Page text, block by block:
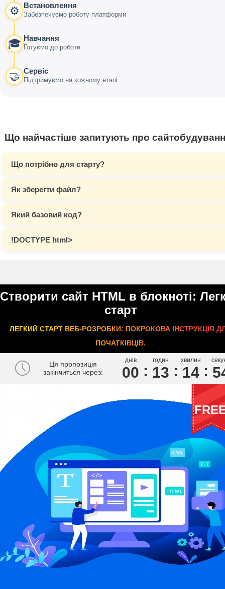
⚙️ Встановлення
Забезпечуємо роботу платформи
🎓 Навчання
Готуємо до роботи
🤝 Сервіс
Підтримуємо на кожному етапі
Що найчастіше запитують про
Що потрібно для старту?
Як зберегти файл?
Який базовий код?
!DOCTYPE html>
Створити сайт HTML в блокноті:
старт
ЛЕГКИЙ СТАРТ ВЕБ-РОЗРОБКИ: ПОКРОКОВА ІНСТРУКЦІЯ
ПОЧАТКІВЦІВ.
Ця пропозиція
закінчиться через:
днів
00
годин
13
хвилин
14 5